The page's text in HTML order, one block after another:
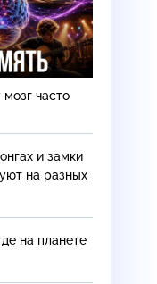
часто
и замки
на разных
на планете